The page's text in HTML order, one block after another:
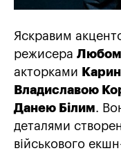
Яскравим
режисера
акторками
Владиславою
Данею Білим.
деталями
військового